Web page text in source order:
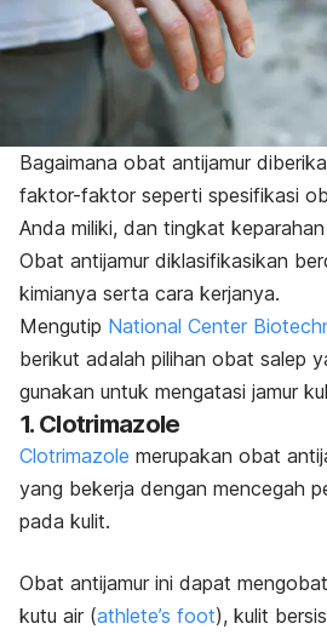
Bagaimana obat antijamur
faktor-faktor seperti spesifikasi
Anda miliki, dan tingkat
Obat antijamur diklasifikasikan
kimianya serta cara kerjanya.
Mengutip National Center
berikut adalah pilihan obat salep
gunakan untuk mengatasi jamur
1. Clotrimazole
Clotrimazole merupakan obat
yang bekerja dengan mencegah
pada kulit.
Obat antijamur ini dapat
kutu air (athlete’s foot), kulit